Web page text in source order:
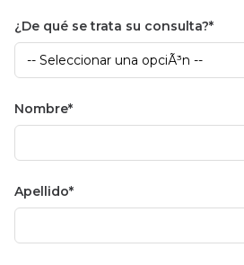
¿De qué se trata su consulta?
Nombre
Apellido